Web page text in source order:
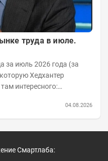
труда в июле.
интересного:
04.08.2026
Смартлаба: